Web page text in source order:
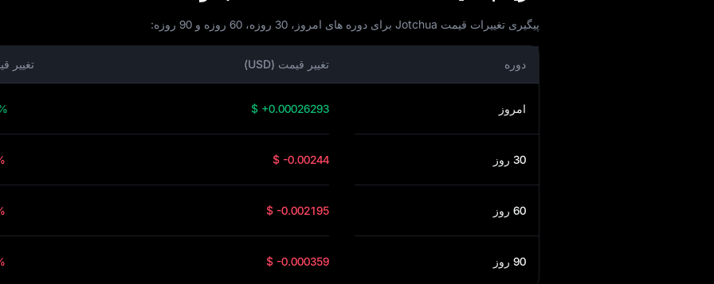
پیگیری تغییرات قیمت Jotchua برای دوره‌ های امروز، 30 روزه، 60 روزه و 90 روزه:
دوره تغییر قیمت (USD) تغییر
امروز $ +0.00026293
30 روز $ -0.00244
60 روز $ -0.002195
90 روز $ -0.000359